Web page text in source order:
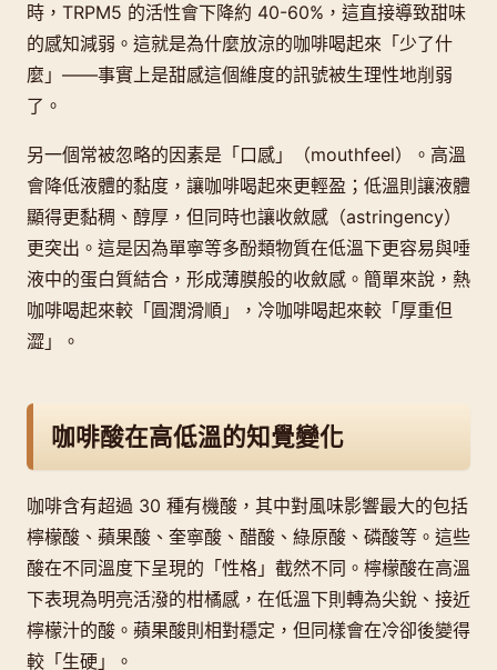
時，TRPM5 的活性會下降約 40-60%，這直接導致甜味
的感知減弱。這就是為什麼放涼的咖啡喝起來「少了什
麼」——事實上是甜感這個維度的訊號被生理性地削弱
了。
另一個常被忽略的因素是「口感」（mouthfeel）。高溫
會降低液體的黏度，讓咖啡喝起來更輕盈；低溫則讓液體
顯得更黏稠、醇厚，但同時也讓收斂感（astringency）
更突出。這是因為單寧等多酚類物質在低溫下更容易與唾
液中的蛋白質結合，形成薄膜般的收斂感。簡單來說，熱
咖啡喝起來較「圓潤滑順」，冷咖啡喝起來較「厚重但
澀」。
咖啡酸在高低溫的知覺變化
咖啡含有超過 30 種有機酸，其中對風味影響最大的包括
檸檬酸、蘋果酸、奎寧酸、醋酸、綠原酸、磷酸等。這些
酸在不同溫度下呈現的「性格」截然不同。檸檬酸在高溫
下表現為明亮活潑的柑橘感，在低溫下則轉為尖銳、接近
檸檬汁的酸。蘋果酸則相對穩定，但同樣會在冷卻後變得
較「生硬」。